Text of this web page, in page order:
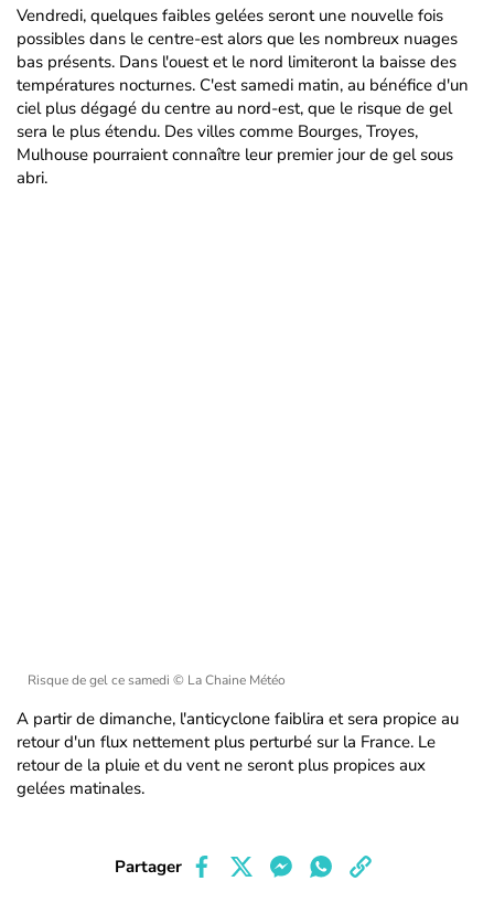
Vendredi, quelques faibles gelées seront une nouvelle fois
possibles dans le centre-est alors que les nombreux nuages
bas présents. Dans l'ouest et le nord limiteront la baisse des
températures nocturnes. C'est samedi matin, au bénéfice d'un
ciel plus dégagé du centre au nord-est, que le risque de gel
sera le plus étendu. Des villes comme Bourges, Troyes,
Mulhouse pourraient connaître leur premier jour de gel sous
abri.
Risque de gel ce samedi © La Chaine Météo
A partir de dimanche, l'anticyclone faiblira et sera propice au
retour d'un flux nettement plus perturbé sur la France. Le
retour de la pluie et du vent ne seront plus propices aux
gelées matinales.
Partager